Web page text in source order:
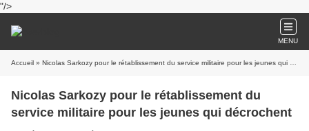
"/>
MENU
Accueil » Nicolas Sarkozy pour le rétablissement du service militaire pour les jeunes qui décrochent
Nicolas Sarkozy pour le rétablissement du
service militaire pour les jeunes qui décrochent